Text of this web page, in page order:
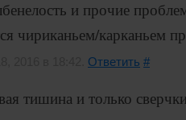
и прочие
чириканьем/карканьем
Ответить #
тишина и только